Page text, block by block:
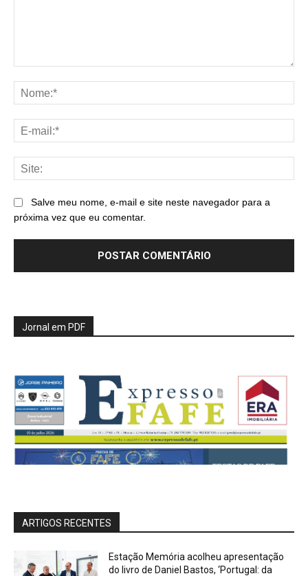
Salve meu nome, e-mail e site neste navegador para a
próxima vez que eu comentar.
Jornal em PDF
ARTIGOS RECENTES
Estação Memória acolheu apresentação
do livro de Daniel Bastos, ‘Portugal: da